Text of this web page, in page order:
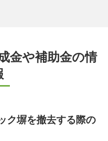
金や補助金の情
ク塀を撤去する際の